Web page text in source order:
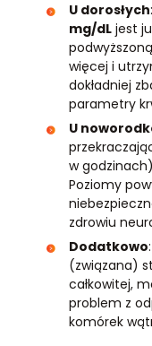
U dorosłych
mg/dL jest
więcej i
dokładniej
parametry
U
w
Poziomy
zdrowiu
Dodatkowo
(związana)
całkowitej,
problem z
komórek